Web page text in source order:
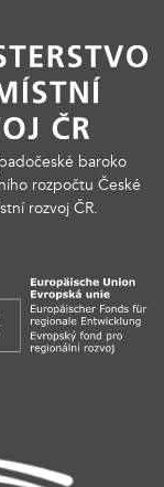
baroko
rozpočtu České
rozvoj ČR.